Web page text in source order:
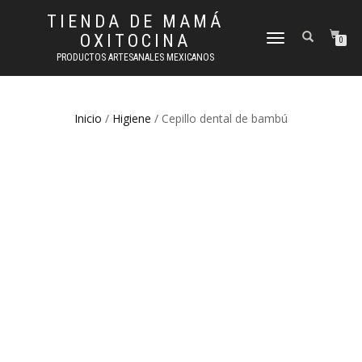
TIENDA DE MAMÁ
OXITOCINA
PRODUCTOS ARTESANALES MEXICANOS
CAMBIAR
0
Inicio / Higiene / Cepillo dental de bambú